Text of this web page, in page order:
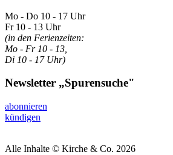
Mo - Do 10 - 17 Uhr
Fr 10 - 13 Uhr
(in den Ferienzeiten:
Mo - Fr 10 - 13,
Di 10 - 17 Uhr)
Newsletter „Spurensuche"
abonnieren
kündigen
Alle Inhalte © Kirche & Co. 2026